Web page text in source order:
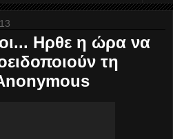
Hρθε η ώρα να
τη